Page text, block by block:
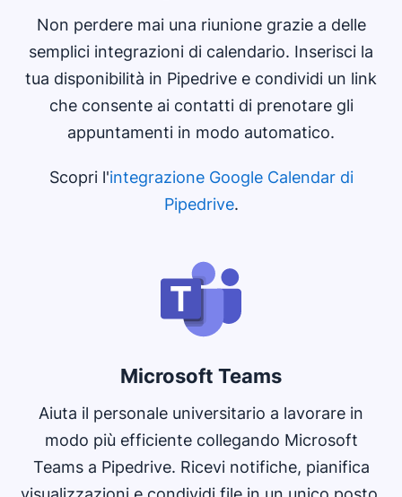
Non perdere mai una riunione grazie a delle
semplici integrazioni di calendario. Inserisci la
tua disponibilità in Pipedrive e condividi un link
che consente ai contatti di prenotare gli
appuntamenti in modo automatico.
Scopri l'integrazione Google Calendar di
Pipedrive.
Microsoft Teams
Aiuta il personale universitario a lavorare in
modo più efficiente collegando Microsoft
Teams a Pipedrive. Ricevi notifiche, pianifica